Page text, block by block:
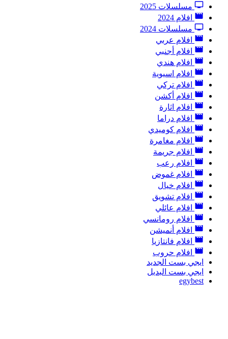
مسلسلات 2025
افلام 2024
مسلسلات 2024
افلام عربي
افلام أجنبي
افلام هندي
افلام اسيوية
افلام تركي
افلام أكشن
افلام اثارة
افلام دراما
افلام كوميدي
افلام مغامرة
افلام جريمة
افلام رعب
افلام غموض
افلام خيال
افلام تشويق
افلام عائلي
افلام رومانسي
افلام أنميشن
افلام فانتازيا
افلام حروب
ايجي بست الجديد
ايجي بست البديل
egybest